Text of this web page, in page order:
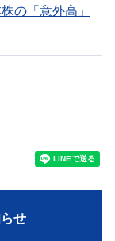
の「意外高」
せ